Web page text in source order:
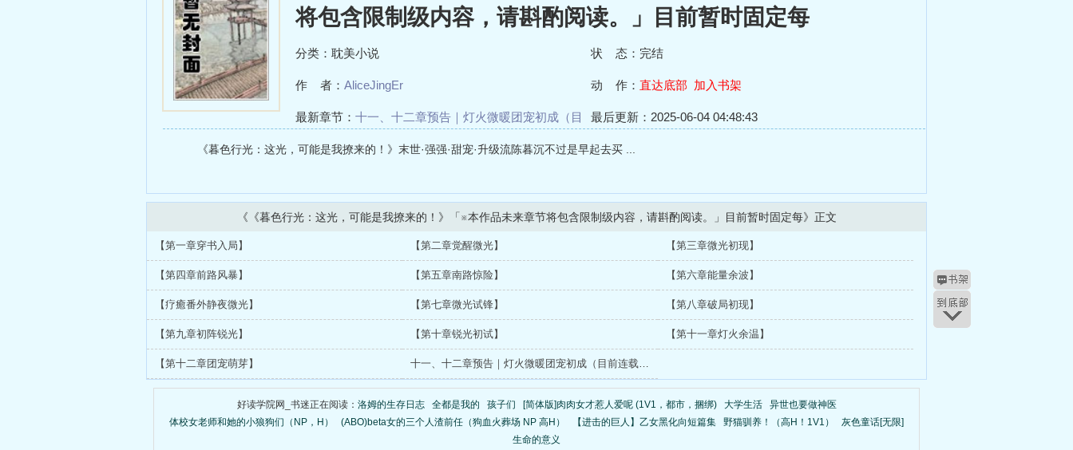
将包含限制级内容，请斟酌阅读。」目前暂时固定每
分类：耽美小说 状 态：完结
作 者： AliceJingEr 动 作： 直达底部 加入书架
最新章节： 十一、十二章预告｜灯火微暖团宠初成（目
最后更新：2025-06-04 04:48:43
《暮色行光：这光，可能是我撩来的！》末世·强强·甜宠·升级流陈暮沉不过是早起去买 ...
《《暮色行光：这光，可能是我撩来的！》「※本作品未来章节将包含限制级内容，请斟酌阅读。」目前暂时固定每》正文
【第一章穿书入局】 【第二章觉醒微光】 【第三章微光初现】
【第四章前路风暴】 【第五章南路惊险】 【第六章能量余波】
【疗癒番外静夜微光】 【第七章微光试锋】 【第八章破局初现】
【第九章初阵锐光】 【第十章锐光初试】 【第十一章灯火余温】
【第十二章团宠萌芽】 十一、十二章预告｜灯火微暖团宠初成（目前连载至第十章，#十一、十二章将於下周二早上8点更新！）
好读学院网_书迷正在阅读： 洛姆的生存日志 全都是我的 孩子们 [简体版]肉肉女才惹人爱呢 (1V1，都市，捆绑) 大学生活
异世也要做神医
体校女老师和她的小狼狗们（NP，H）
(ABO)beta女的三个人渣前任（狗血火葬场 NP 高H） 【进击的巨人】乙女黑化向短篇集 野猫驯养！（高H！1V1）
灰色童话[无限]
生命的意义